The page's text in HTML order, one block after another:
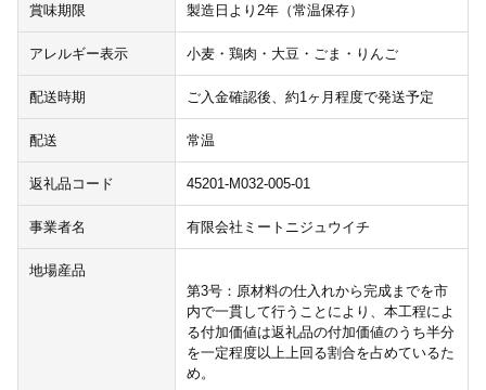
賞味期限 製造日より2年（常温保存）
アレルギー表示 小麦・鶏肉・大豆・ごま・りんご
配送時期 ご入金確認後、約1ヶ月程度で発送予定
配送 常温
返礼品コード 45201-M032-005-01
事業者名 有限会社ミートニジュウイチ
地場産品
第3号：原材料の仕入れから完成までを市
内で一貫して行うことにより、本工程によ
る付加価値は返礼品の付加価値のうち半分
を一定程度以上上回る割合を占めているた
め。